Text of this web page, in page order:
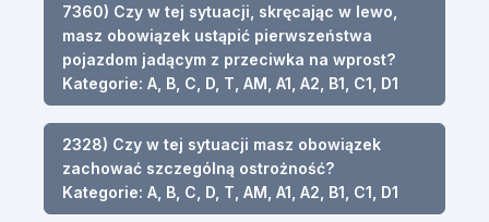
7360) Czy w tej sytuacji, skręcając w lewo,
masz obowiązek ustąpić pierwszeństwa
pojazdom jadącym z przeciwka na wprost?
Kategorie: A, B, C, D, T, AM, A1, A2, B1, C1, D1
2328) Czy w tej sytuacji masz obowiązek
zachować szczególną ostrożność?
Kategorie: A, B, C, D, T, AM, A1, A2, B1, C1, D1